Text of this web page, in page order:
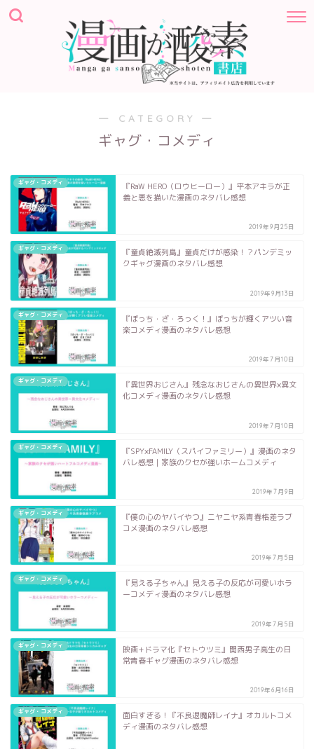
― CATEGORY ―
ギャグ・コメディ
ギャグ・コメディ
『RaW HERO（ロウヒーロー）』平本アキラが正
義と悪を描いた漫画のネタバレ感想
2019年9月25日
ギャグ・コメディ
『童貞絶滅列島』童貞だけが感染！？パンデミッ
クギャグ漫画のネタバレ感想
2019年9月13日
ギャグ・コメディ
『ぼっち・ざ・ろっく！』ぼっちが輝くアツい音
楽コメディ漫画のネタバレ感想
2019年7月10日
ギャグ・コメディ
『異世界おじさん』残念なおじさんの異世界×異文
化コメディ漫画のネタバレ感想
2019年7月10日
ギャグ・コメディ
『SPY×FAMILY（スパイファミリー）』漫画のネタ
バレ感想｜家族のクセが強いホームコメディ
2019年7月9日
ギャグ・コメディ
『僕の心のヤバイやつ』ニヤニヤ系青春格差ラブ
コメ漫画のネタバレ感想
2019年7月5日
ギャグ・コメディ
『見える子ちゃん』見える子の反応が可愛いホラ
ーコメディ漫画のネタバレ感想
2019年7月5日
ギャグ・コメディ
映画+ドラマ化『セトウツミ』関西男子高生の日
常青春ギャグ漫画のネタバレ感想
2019年6月16日
ギャグ・コメディ
面白すぎる！『不良退魔師レイナ』オカルトコメ
ディ漫画のネタバレ感想